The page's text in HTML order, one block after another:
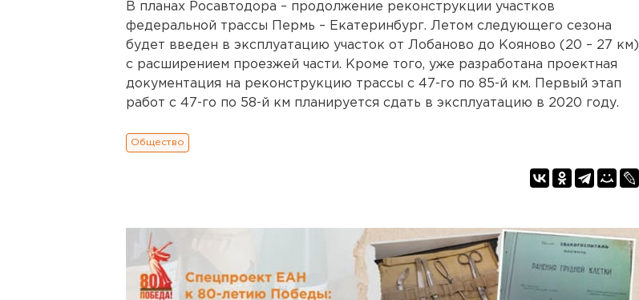
В планах Росавтодора – продолжение реконструкции участков
федеральной трассы Пермь – Екатеринбург. Летом следующего сезона
будет введен в эксплуатацию участок от Лобаново до Кояново (20 – 27 км)
с расширением проезжей части. Кроме того, уже разработана проектная
документация на реконструкцию трассы с 47-го по 85-й км. Первый этап
работ с 47-го по 58-й км планируется сдать в эксплуатацию в 2020 году.
Общество